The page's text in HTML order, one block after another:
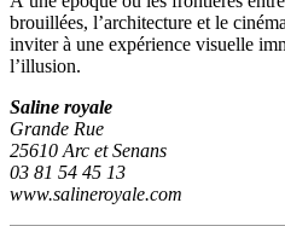
brouillées, l’architecture et le
inviter à une expérience visuelle
l’illusion.
Saline royale
Grande Rue
25610 Arc et Senans
03 81 54 45 13
www.salineroyale.com